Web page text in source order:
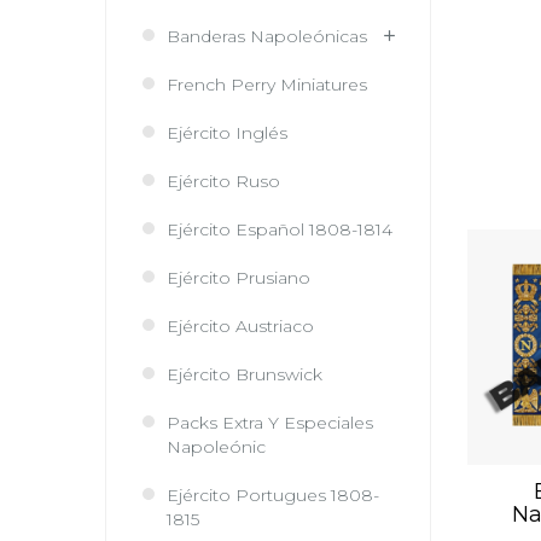
Banderas Napoleónicas
French Perry Miniatures
Ejército Inglés
Ejército Ruso
Ejército Español 1808-1814
Ejército Prusiano
Ejército Austriaco
Ejército Brunswick
Packs Extra Y Especiales
Napoleónic
Ejército Portugues 1808-
1815